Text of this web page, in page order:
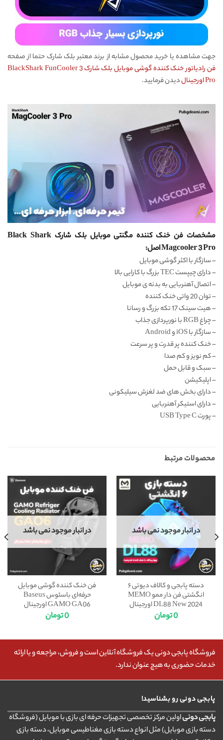
جهت مشاهده یا خرید محصول مشابه از برند معتبر بلک شارک حتما از صفحه
فن رادیاتور خنک کننده گوشی موبایل بلک شارک BlackShark FunCooler 3
Pro اورجینال
دیدن فرمایید.
مشخصات فن خنک کننده مگنتی موبایل بلک شارک Black Shark
Magcooler 3 Pro اصل:
– سازگار با اکثر گوشی موبایل
– دارای چیپست TEC بزرگ با کارایی بالا
– اتصال آهنربایی به بدنه ی موبایل
– توان 20 واتی خنک کننده
– هیت سینک 17 تکه بزرگ و رسانا
– چراغ RGB با نورپردازی جذاب
– سازگار با iOS و Android
– خنک کننده پر قدرت و پر سرعت
– کم نویز و کم صدا
– سبک و قابل حمل
– اپلیکیشن
– دارای بخش های ضد لغزش سیلیکونی
– دارای استیکر آهنربایی
– پورت USB Type C
محصولات مرتبط
در انبار موجود نمی باشد
دسته پابجی و کالاف دیوتی ۶
انگشتی فن دار ممو MEMO
DL88 New 2024 اورجینال
0تومان
در انبار موجود نمی باشد
فن خنک کننده گوشی موبایل
حرفه‌ای باسئوس Baseus
GAMO GA06 اورجینال
0تومان
فروشگاه پابجی دونی یک فروشگاه آنلاین است و فروش، مراجعه و یا ارائه
خدمات حضوری به هیچ عنوان ندارد.
پابجی دونی رو بشناسید!
پابجی دونیاولین مرکز تخصصی تجهیزات حرفه ای بازی با موبایل (فروشگاه
دسته بازی موبایل) مثل انواع دسته بازی مغناطیسی موبایل، دسته بازی